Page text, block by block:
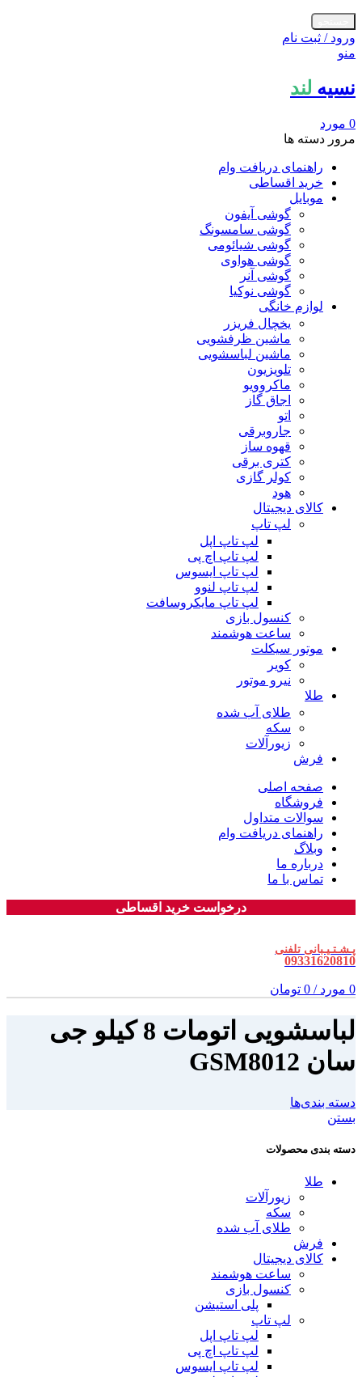
ورود / ثبت نام
منو
نسیه لند
0 مورد
مرور دسته ها
راهنمای دریافت وام
خرید اقساطی
موبایل
گوشی آیفون
گوشی سامسونگ
گوشی شیائومی
گوشی هواوی
گوشی آنر
گوشی نوکیا
لوازم خانگی
یخچال فریزر
ماشین ظرفشویی
ماشین لباسشویی
تلویزیون
ماکروویو
اجاق گاز
اتو
جاروبرقی
قهوه ساز
کتری برقی
کولر گازی
هود
کالای دیجیتال
لپ تاپ
لپ تاپ اپل
لپ تاپ اچ پی
لپ تاپ ایسوس
لپ تاپ لنوو
لپ تاپ مایکروسافت
کنسول بازی
ساعت هوشمند
موتور سیکلت
کویر
نیرو موتور
طلا
طلای آب شده
سکه
زیورآلات
فرش
صفحه اصلی
فروشگاه
سوالات متداول
راهنمای دریافت وام
وبلاگ
درباره ما
تماس با ما
درخواست خرید اقساطی
پـشـتـیـبانی تلفنی
09331620810
0 مورد /
0 تومان
لباسشویی اتومات 8 کیلو جی
سان GSM8012
دسته بندی‌ها
بستن
دسته بندی محصولات
طلا
زیورآلات
سکه
طلای آب شده
فرش
کالای دیجیتال
ساعت هوشمند
کنسول بازی
پلی استیشن
لپ تاپ
لپ تاپ اپل
لپ تاپ اچ پی
لپ تاپ ایسوس